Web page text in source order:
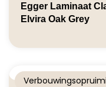
Egger Laminaat
Elvira Oak Grey